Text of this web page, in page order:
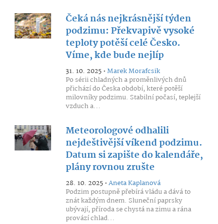
Čeká nás nejkrásnější týden
podzimu: Překvapivě vysoké
teploty potěší celé Česko.
Víme, kde bude nejlíp
31. 10. 2025 •Marek Morafcsik
Po sérii chladných a proměnlivých dnů
přichází do Česka období, které potěší
milovníky podzimu. Stabilní počasí, teplejší
vzduch a...
Meteorologové odhalili
nejdeštivější víkend podzimu.
Datum si zapište do kalendáře,
plány rovnou zrušte
28. 10. 2025 •Aneta Kaplanová
Podzim postupně přebírá vládu a dává to
znát každým dnem. Sluneční paprsky
ubývají, příroda se chystá na zimu a rána
provází chlad...